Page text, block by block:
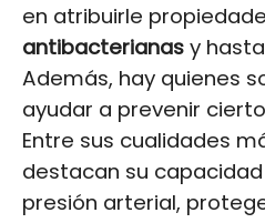
en atribuirle
antibacterianas y hasta
Además, hay quienes
ayudar a prevenir
Entre sus cualidades
destacan su
presión arterial,